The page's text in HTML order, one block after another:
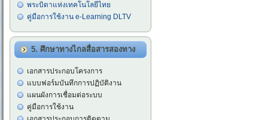
พระบิดาแห่งเทคโนโลยีไทย
คู่มือการใช้งาน e-Learning DLTV
5. ศึกษาทางไกลสื่อสารสองทาง
เอกสารประกอบโครงการ
แบบฟอร์มบันทึกการปฏิบัติงาน
แผนผังการเชื่อมต่อระบบ
คู่มือการใช้งาน